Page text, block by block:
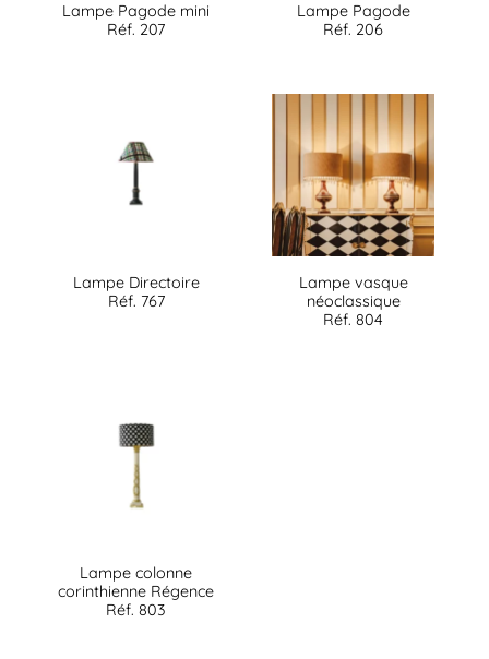
Lampe Pagode mini
Réf. 207
Lampe Pagode
Réf. 206
Lampe Directoire
Réf. 767
Lampe vasque
néoclassique
Réf. 804
Lampe colonne
corinthienne Régence
Réf. 803